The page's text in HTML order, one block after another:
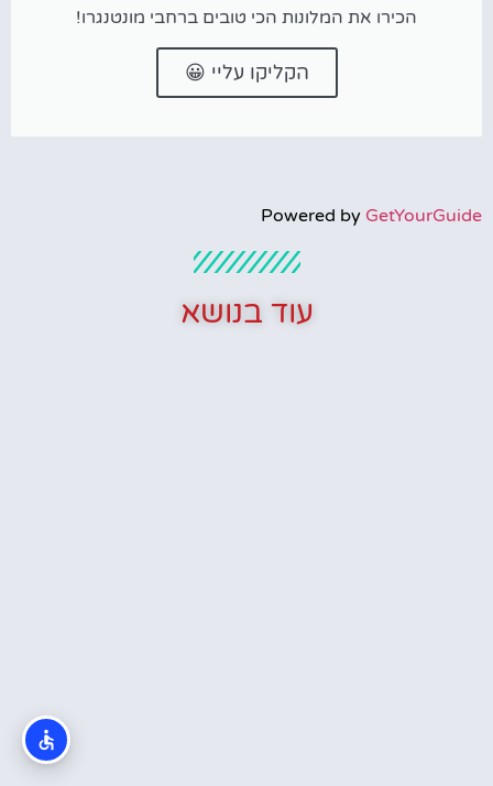
הכירו את המלונות הכי טובים ברחבי מונטנגרו!
הקליקו עליי 😀
Powered by GetYourGuide
עוד בנושא